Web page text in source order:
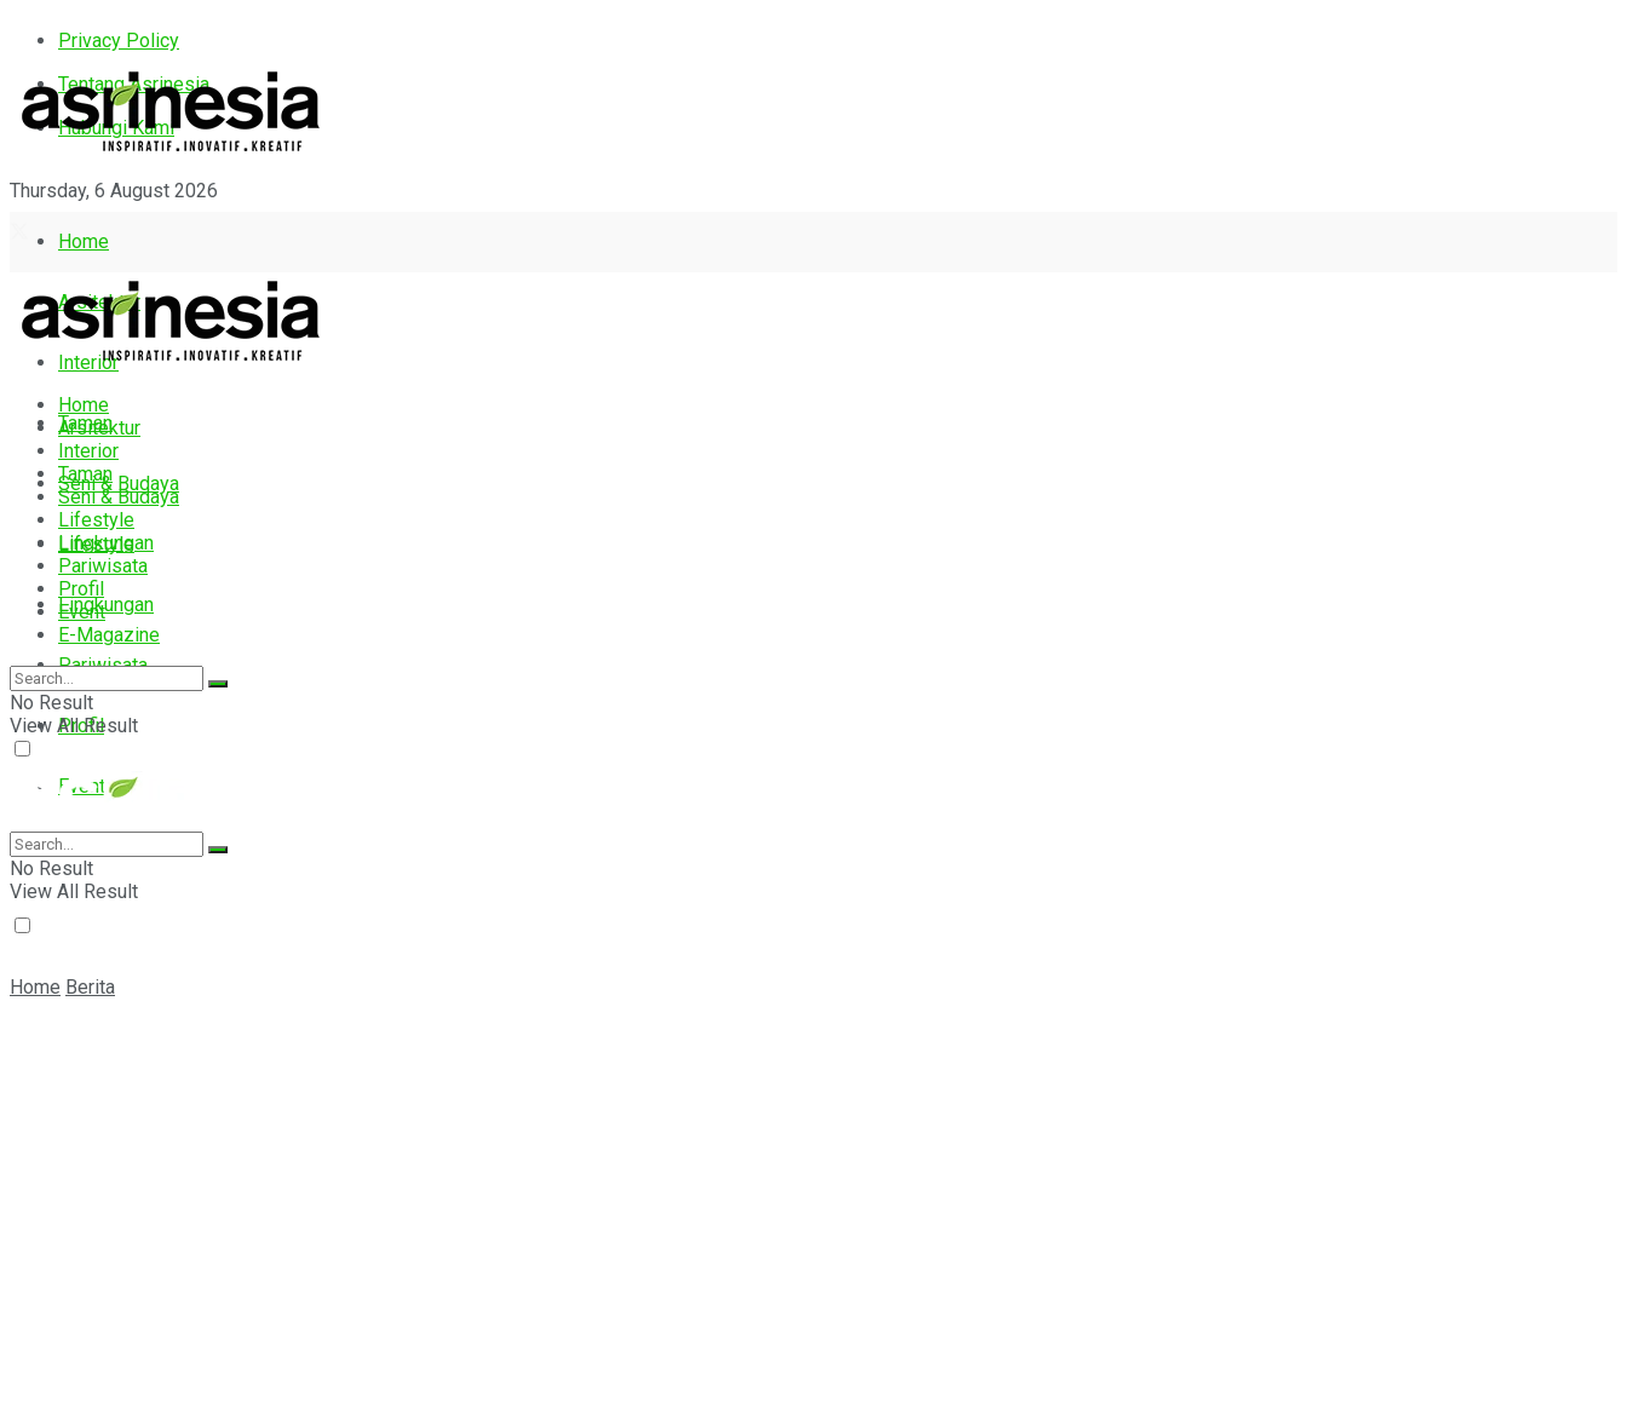
Privacy Policy
Tentang Asrinesia
Hubungi Kami
Thursday, 6 August 2026
Home
Arsitektur
Interior
Taman
Seni & Budaya
Lifestyle
Lingkungan
Pariwisata
Profil
Event
E-Magazine
Home
Arsitektur
Interior
Taman
Seni & Budaya
Lifestyle
Lingkungan
Pariwisata
Profil
Event
E-Magazine
No Result
View All Result
No Result
View All Result
Home Berita